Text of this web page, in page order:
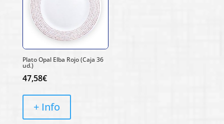
Plato Opal Elba Rojo (Caja 36
ud.)
47,58€
+ Info